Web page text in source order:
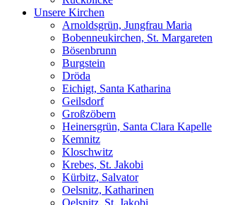
Unsere Kirchen
Arnoldsgrün, Jungfrau Maria
Bobenneukirchen, St. Margareten
Bösenbrunn
Burgstein
Dröda
Eichigt, Santa Katharina
Geilsdorf
Großzöbern
Heinersgrün, Santa Clara Kapelle
Kemnitz
Kloschwitz
Krebes, St. Jakobi
Kürbitz, Salvator
Oelsnitz, Katharinen